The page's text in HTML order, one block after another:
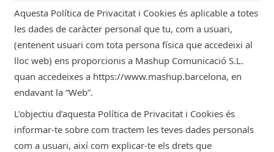
Aquesta Política de Privacitat i Cookies és aplicable a totes
les dades de caràcter personal que tu, com a usuari,
(entenent usuari com tota persona física que accedeixi al
lloc web) ens proporcionis a Mashup Comunicació S.L.
quan accedeixes a https://www.mashup.barcelona, en
endavant la “Web”.
L’objectiu d’aquesta Política de Privacitat i Cookies és
informar-te sobre com tractem les teves dades personals
com a usuari, així com explicar-te els drets que